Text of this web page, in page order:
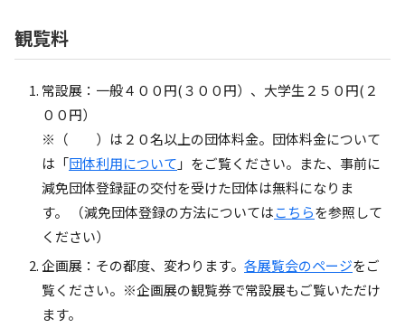
観覧料
常設展：一般４００円(３００円）、大学生２５０円(２
００円）
※（ ）は２０名以上の団体料金。団体料金について
は「団体利用について 」をご覧ください。また、事前に
減免団体登録証の交付を受けた団体は無料になりま
す。 （減免団体登録の方法についてはこちらを参照して
ください）
企画展：その都度、変わります。 各展覧会のページをご
覧ください。※企画展の観覧券で常設展もご覧いただけ
ます。